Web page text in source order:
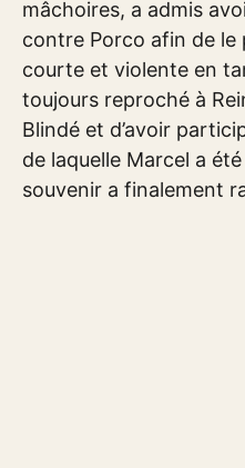
mâchoires, a admis
contre Porco afin de le
courte et violente en
toujours reproché à
Blindé et d’avoir
de laquelle Marcel a
souvenir a finalement